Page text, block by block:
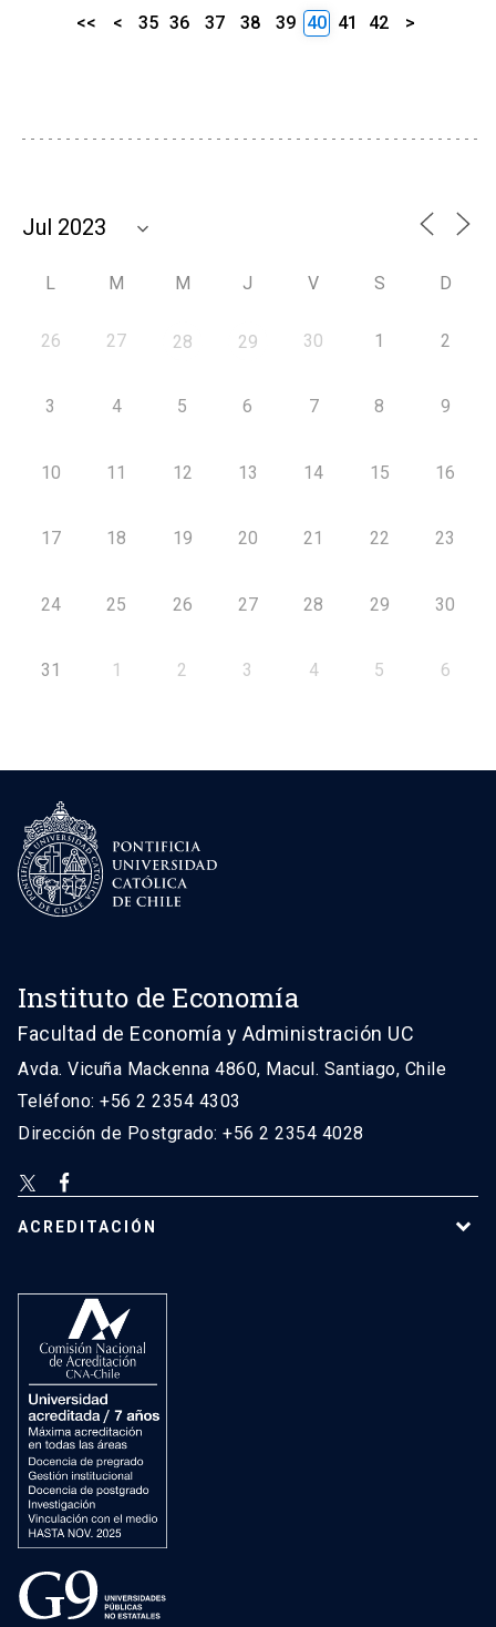
<< < 35 36 37 38 39 40 41 42 >
L M M J V S D
26 27 28 29 30 1 2
3 4 5 6 7 8 9
10 11 12 13 14 15 16
17 18 19 20 21 22 23
24 25 26 27 28 29 30
31 1 2 3 4 5 6
Instituto de Economía
Facultad de Economía y Administración UC
Avda. Vicuña Mackenna 4860, Macul. Santiago, Chile
Teléfono: +56 2 2354 4303
Dirección de Postgrado: +56 2 2354 4028
ACREDITACIÓN